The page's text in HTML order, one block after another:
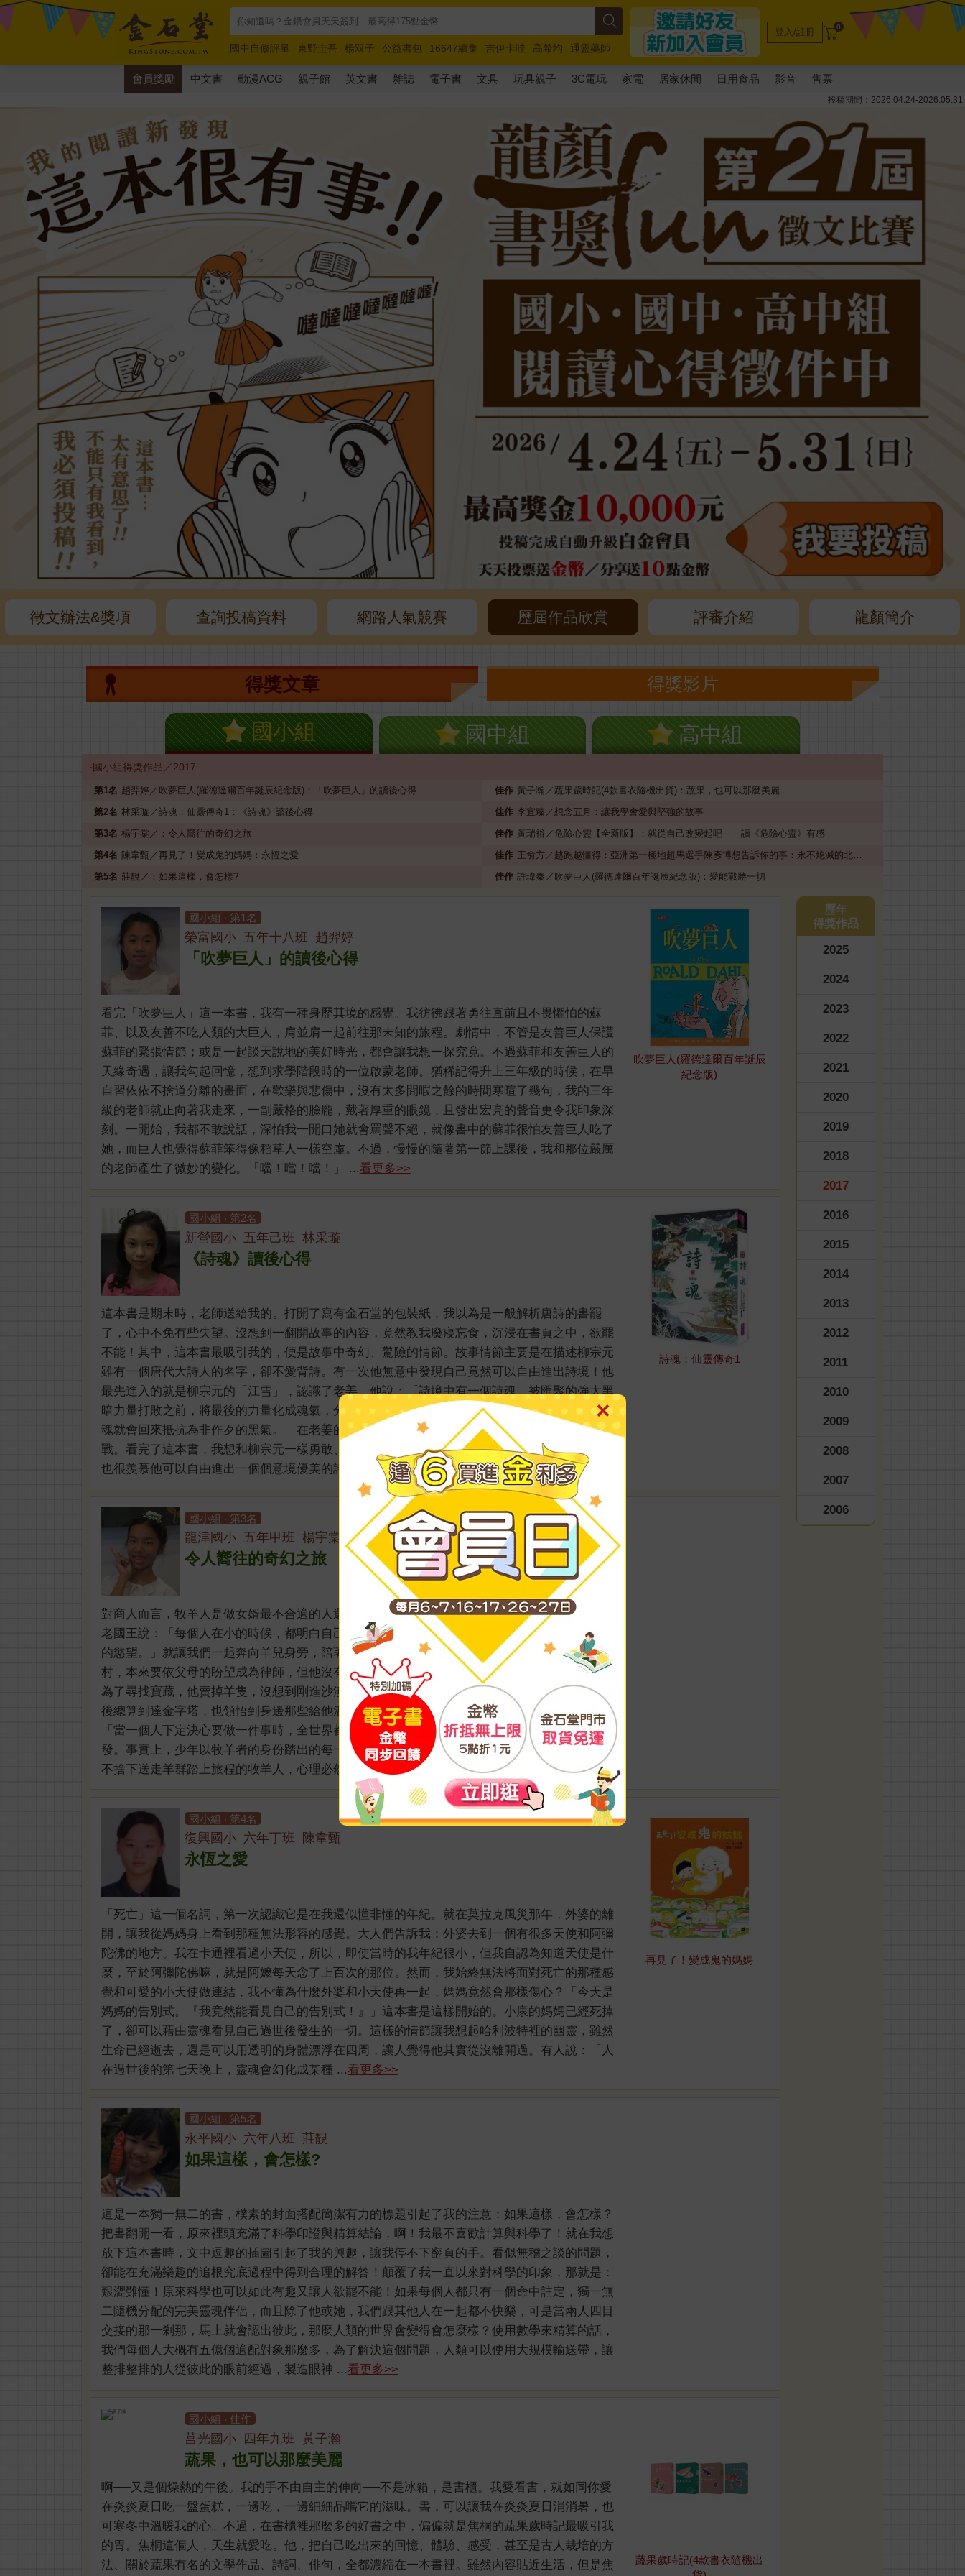
國中自修評量 東野圭吾 楊双子 公益書包 16647續集 吉伊卡哇 高希均
通靈藥師
唯紅花綻放
奧德賽 路邊攤新作 馬斯克 玩具總動員5 超慢跑
登入/註冊 0
會員獎勵 中文書 動漫ACG 親子館 英文書 雜誌 電子書 文具 玩具親子 3C電玩 家電 居家休閒 日用食品 影音 售票
投稿期間：2026.04.24-2026.05.31
徵文辦法&獎項 查詢投稿資料 網路人氣競賽 歷屆作品欣賞 評審介紹 龍顏簡介
得獎文章 得獎影片
國小組 國中組 高中組
‧國小組得獎作品／2017
第1名 趙羿婷／吹夢巨人(羅德達爾百年誕辰紀念版)：「吹夢巨人」的讀後心得
第2名 林采璇／詩魂：仙靈傳奇1：《詩魂》讀後心得
第3名 楊宇棠／：令人嚮往的奇幻之旅
第4名 陳韋甄／再見了！變成鬼的媽媽：永恆之愛
第5名 莊靚／：如果這樣，會怎樣?
佳作 黃子瀚／蔬果歲時記(4款書衣隨機出貨)：蔬果，也可以那麼美麗
佳作 李宜臻／想念五月：讓我學會愛與堅強的故事
佳作 黃瑞裕／危險心靈【全新版】：就從自己改變起吧－－讀《危險心靈》有感
佳作 王俞方／越跑越懂得：亞洲第一極地超馬選手陳彥博想告訴你的事：永不熄滅的北極星—信念
佳作 許瑋秦／吹夢巨人(羅德達爾百年誕辰紀念版)：愛能戰勝一切
國小組 ‧ 第1名
榮富國小 五年十八班 趙羿婷
「吹夢巨人」的讀後心得
看完「吹夢巨人」這一本書，我有一種身歷其境的感覺。我彷彿跟著勇往直前且不畏懼怕的蘇
菲、以及友善不吃人類的大巨人，肩並肩一起前往那未知的旅程。劇情中，不管是友善巨人保護
蘇菲的緊張情節；或是一起談天說地的美好時光，都會讓我想一探究竟。不過蘇菲和友善巨人的
天緣奇遇，讓我勾起回憶，想到求學階段時的一位啟蒙老師。猶稀記得升上三年級的時候，在早
自習依依不捨道分離的畫面，在歡樂與悲傷中，沒有太多閒暇之餘的時間寒暄了幾句，我的三年
級的老師就正向著我走來，一副嚴格的臉龐，戴著厚重的眼鏡，且發出宏亮的聲音更令我印象深
刻。一開始，我都不敢說話，深怕我一開口她就會罵聲不絕，就像書中的蘇菲很怕友善巨人吃了
她，而巨人也覺得蘇菲笨得像稻草人一樣空虛。不過，慢慢的隨著第一節上課後，我和那位嚴厲
的老師產生了微妙的變化。「噹！噹！噹！」 ...看更多>>
吹夢巨人(羅德達爾百年誕辰
紀念版)
國小組 ‧ 第2名
新營國小 五年己班 林采璇
《詩魂》讀後心得
這本書是期末時，老師送給我的。打開了寫有金石堂的包裝紙，我以為是一般解析唐詩的書罷
了，心中不免有些失望。沒想到一翻開故事的內容，竟然教我廢寢忘食，沉浸在書頁之中，欲罷
不能！其中，這本書最吸引我的，便是故事中奇幻、驚險的情節。故事情節主要是在描述柳宗元
雖有一個唐代大詩人的名字，卻不愛背詩。有一次他無意中發現自己竟然可以自由進出詩境！他
最先進入的就是柳宗元的「江雪」，認識了老姜，他說：「詩境中有一個詩魂，被匯聚的強大黑
暗力量打敗之前，將最後的力量化成魂氣，分散在五首詩之中。只要根據提示找出所有魂氣，詩
魂就會回來抵抗為非作歹的黑氣。」在老姜的拜託下，宗元便在朋友的幫助下，展開一場詩境之
戰。看完了這本書，我想和柳宗元一樣勇敢、有義氣，願意幫助自己最討厭的「詩」不被破壞，
也很羨慕他可以自由進出一個個意境優美的詩 ...
看更多>>
詩魂：仙靈傳奇1
國小組 ‧ 第3名
龍津國小 五年甲班 楊宇棠
令人嚮往的奇幻之旅
對商人而言，牧羊人是做女婿最不合適的人選，但對窮人而言，這卻是唯一能圓旅行夢的工作。
老國王說：「每個人在小的時候，都明白自己的未來是什麼樣子；而長大後的需求，都只是多餘
的慾望。」就讓我們一起奔向羊兒身旁，陪著牧羊少年展開奇幻旅程吧！牧羊人生長在貧困的農
村，本來要依父母的盼望成為律師，但他沒有忘記小時候的夢想，終於說動家人讓他雲遊四海。
為了尋找寶藏，他賣掉羊隻，沒想到剛進沙漠城市就被騙光錢，幸好善心水晶商人給他工作，最
後總算到達金字塔，也領悟到身邊那些給他溫暖和微笑的人，都好似送他美麗寶石的老國王。
「當一個人下定決心要做一件事時，全世界都會來幫忙。」這句話充滿智慧，更帶給我許多啟
發。事實上，少年以牧羊者的身份踏出的每一步，都乘載著有夢卻不敢去闖的父親期盼，在萬分
不捨下送走羊群踏上旅程的牧羊人，心理必然具 ...看更多>>
國小組 ‧ 第4名
復興國小 六年丁班 陳韋甄
永恆之愛
「死亡」這一個名詞，第一次認識它是在我還似懂非懂的年紀。就在莫拉克風災那年，外婆的離
開，讓我從媽媽身上看到那種無法形容的感覺。大人們告訴我：外婆去到一個有很多天使和阿彌
陀佛的地方。我在卡通裡看過小天使，所以，即使當時的我年紀很小，但我自認為知道天使是什
麼，至於阿彌陀佛嘛，就是阿嬤每天念了上百次的那位。然而，我始終無法將面對死亡的那種感
覺和可愛的小天使做連結，我不懂為什麼外婆和小天使再一起，媽媽竟然會那樣傷心？「今天是
媽媽的告別式。『我竟然能看見自己的告別式！』」這本書是這樣開始的。小康的媽媽已經死掉
了，卻可以藉由靈魂看見自己過世後發生的一切。這樣的情節讓我想起哈利波特裡的幽靈，雖然
生命已經逝去，還是可以用透明的身體漂浮在四周，讓人覺得他其實從沒離開過。有人說：「人
在過世後的第七天晚上，靈魂會幻化成某種 ...看更多>>
再見了！變成鬼的媽媽
國小組 ‧ 第5名
永平國小 六年八班 莊靚
如果這樣，會怎樣?
這是一本獨一無二的書，樸素的封面搭配簡潔有力的標題引起了我的注意：如果這樣，會怎樣？
把書翻開一看，原來裡頭充滿了科學印證與精算結論，啊！我最不喜歡計算與科學了！就在我想
放下這本書時，文中逗趣的插圖引起了我的興趣，讓我停不下翻頁的手。看似無稽之談的問題，
卻能在充滿樂趣的追根究底過程中得到合理的解答！顛覆了我一直以來對科學的印象，那就是：
艱澀難懂！原來科學也可以如此有趣又讓人欲罷不能！如果每個人都只有一個命中註定，獨一無
二隨機分配的完美靈魂伴侶，而且除了他或她，我們跟其他人在一起都不快樂，可是當兩人四目
交接的那一剎那，馬上就會認出彼此，那麼人類的世界會變得會怎麼樣？使用數學來精算的話，
我們每個人大概有五億個適配對象那麼多，為了解決這個問題，人類可以使用大規模輸送帶，讓
整排整排的人從彼此的眼前經過，製造眼神 ...看更多>>
國小組 ‧ 佳作
莒光國小 四年九班 黃子瀚
蔬果，也可以那麼美麗
啊──又是個燥熱的午後。我的手不由自主的伸向──不是冰箱，是書櫃。我愛看書，就如同你愛
在炎炎夏日吃一盤蛋糕，一邊吃，一邊細細品嚐它的滋味。書，可以讓我在炎炎夏日消消暑，也
可寒冬中溫暖我的心。不過，在書櫃裡那麼多的好書之中，偏偏就是焦桐的蔬果歲時記最吸引我
的胃。焦桐這個人，天生就愛吃。他，把自己吃出來的回憶、體驗、感受，甚至是古人栽培的方
法、關於蔬果有名的文學作品、詩詞、俳句，全都濃縮在一本書裡。雖然內容貼近生活，但是焦
蔬果歲時記(4款書衣隨機出
歷年
得獎作品
2025
2024
2023
2022
2021
2020
2019
2018
2017
2016
2015
2014
2013
2012
2011
2010
2009
2008
2007
2006